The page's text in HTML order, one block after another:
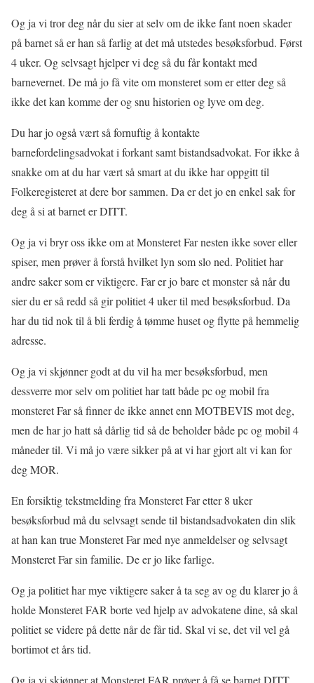
Og ja vi tror deg når du sier at selv om de ikke fant noen skader
på barnet så er han så farlig at det må utstedes besøksforbud. Først
4 uker. Og selvsagt hjelper vi deg så du får kontakt med
barnevernet. De må jo få vite om monsteret som er etter deg så
ikke det kan komme der og snu historien og lyve om deg.
Du har jo også vært så fornuftig å kontakte
barnefordelingsadvokat i forkant samt bistandsadvokat. For ikke å
snakke om at du har vært så smart at du ikke har oppgitt til
Folkeregisteret at dere bor sammen. Da er det jo en enkel sak for
deg å si at barnet er DITT.
Og ja vi bryr oss ikke om at Monsteret Far nesten ikke sover eller
spiser, men prøver å forstå hvilket lyn som slo ned. Politiet har
andre saker som er viktigere. Far er jo bare et monster så når du
sier du er så redd så gir politiet 4 uker til med besøksforbud. Da
har du tid nok til å bli ferdig å tømme huset og flytte på hemmelig
adresse.
Og ja vi skjønner godt at du vil ha mer besøksforbud, men
dessverre mor selv om politiet har tatt både pc og mobil fra
monsteret Far så finner de ikke annet enn MOTBEVIS mot deg,
men de har jo hatt så dårlig tid så de beholder både pc og mobil 4
måneder til. Vi må jo være sikker på at vi har gjort alt vi kan for
deg MOR.
En forsiktig tekstmelding fra Monsteret Far etter 8 uker
besøksforbud må du selvsagt sende til bistandsadvokaten din slik
at han kan true Monsteret Far med nye anmeldelser og selvsagt
Monsteret Far sin familie. De er jo like farlige.
Og ja politiet har mye viktigere saker å ta seg av og du klarer jo å
holde Monsteret FAR borte ved hjelp av advokatene dine, så skal
politiet se videre på dette når de får tid. Skal vi se, det vil vel gå
bortimot et års tid.
Og ja vi skjønner at Monsteret FAR prøver å få se barnet DITT